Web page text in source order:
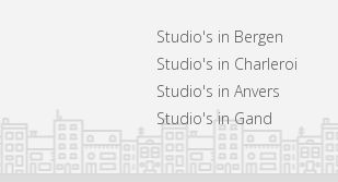
Studio's in Bergen
Studio's in Charleroi
Studio's in Anvers
Studio's in Gand